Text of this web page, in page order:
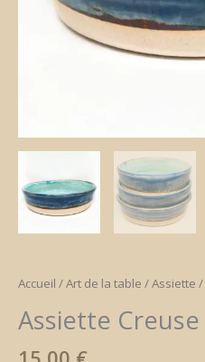
Accueil /Art de la table /Assiette /
Assiette